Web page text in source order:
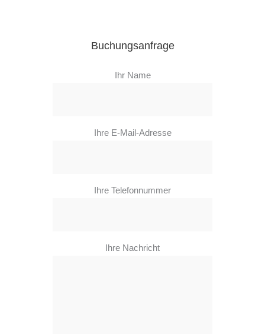
Buchungsanfrage
Ihr Name
Ihre E-Mail-Adresse
Ihre Telefonnummer
Ihre Nachricht